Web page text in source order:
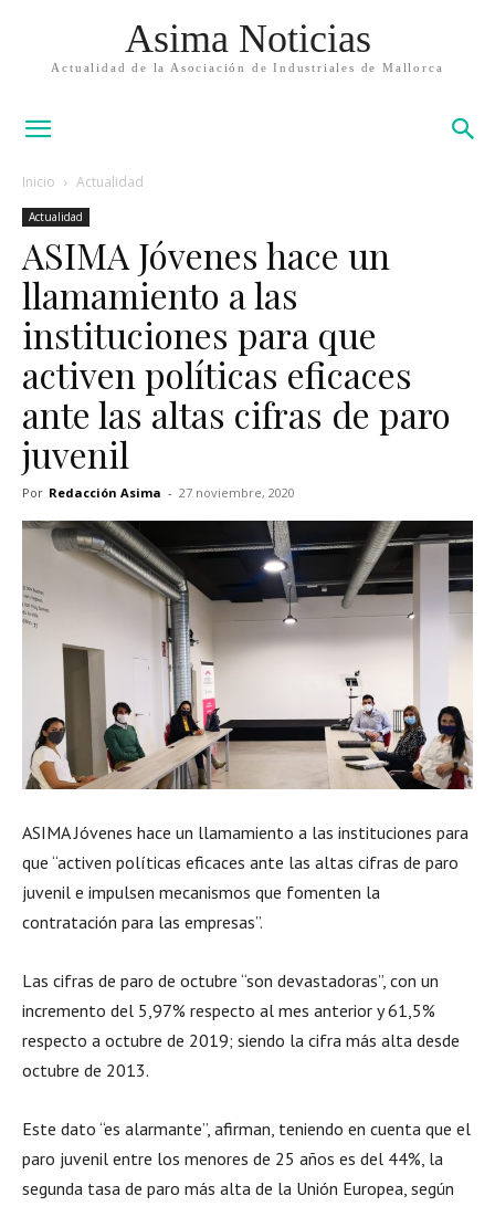
Asima Noticias
Actualidad de la Asociación de Industriales de Mallorca
Inicio Actualidad
Actualidad
ASIMA Jóvenes hace un
llamamiento a las
instituciones para que
activen políticas eficaces
ante las altas cifras de paro
juvenil
Por Redacción Asima - 27 noviembre, 2020
ASIMA Jóvenes hace un llamamiento a las instituciones para
que “activen políticas eficaces ante las altas cifras de paro
juvenil e impulsen mecanismos que fomenten la
contratación para las empresas”.
Las cifras de paro de octubre “son devastadoras”, con un
incremento del 5,97% respecto al mes anterior y 61,5%
respecto a octubre de 2019; siendo la cifra más alta desde
octubre de 2013.
Este dato “es alarmante”, afirman, teniendo en cuenta que el
paro juvenil entre los menores de 25 años es del 44%, la
segunda tasa de paro más alta de la Unión Europea, según